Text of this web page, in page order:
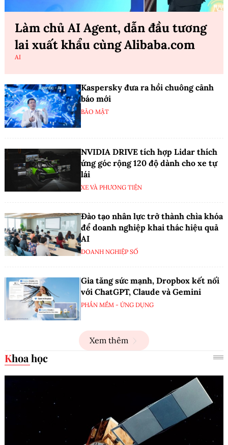
Làm chủ AI Agent, dẫn đầu tương
lai xuất khẩu cùng Alibaba.com
AI
Kaspersky đưa ra hồi chuông cảnh
báo mới
BẢO MẬT
NVIDIA DRIVE tích hợp Lidar thích
ứng góc rộng 120 độ dành cho xe tự
lái
XE VÀ PHƯƠNG TIỆN
Đào tạo nhân lực trở thành chìa khóa
để doanh nghiệp khai thác hiệu quả
AI
DOANH NGHIỆP SỐ
Gia tăng sức mạnh, Dropbox kết nối
với ChatGPT, Claude và Gemini
PHẦN MỀM - ỨNG DỤNG
Xem thêm
Khoa học